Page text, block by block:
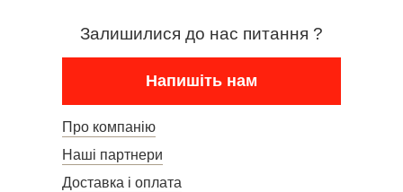
Залишилися до нас питання ?
Напишіть нам
Про компанію
Наші партнери
Доставка і оплата